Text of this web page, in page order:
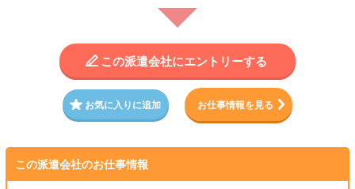
この派遣会社にエントリーする
お気に入りに追加 お仕事情報を見る
この派遣会社のお仕事情報